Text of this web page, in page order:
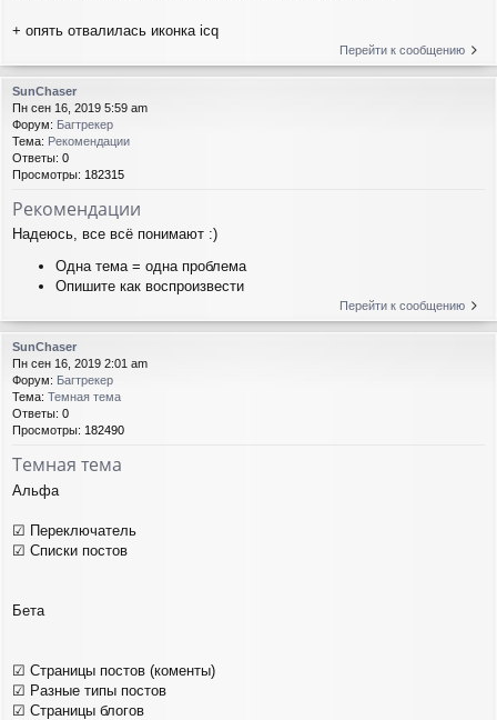
+ опять отвалилась иконка icq
Перейти к сообщению
SunChaser
Пн сен 16, 2019 5:59 am
Форум: Багтрекер
Тема: Рекомендации
Ответы: 0
Просмотры: 182315
Рекомендации
Надеюсь, все всё понимают :)
Одна тема = одна проблема
Опишите как воспроизвести
Перейти к сообщению
SunChaser
Пн сен 16, 2019 2:01 am
Форум: Багтрекер
Тема: Темная тема
Ответы: 0
Просмотры: 182490
Темная тема
Альфа
☑ Переключатель
☑ Списки постов
Бета
☑ Страницы постов (коменты)
☑ Разные типы постов
☑ Страницы блогов